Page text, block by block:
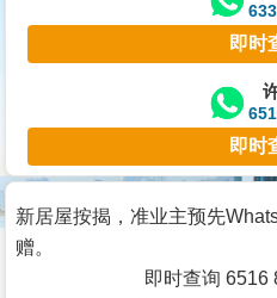
业
主
宅
谷
按
即时
即时
新居屋按揭，准业主预先
赠。
即时查询 6516